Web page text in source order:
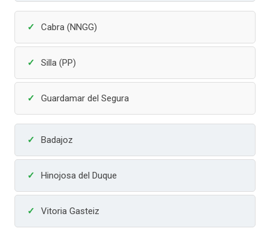
Cabra (NNGG)
Silla (PP)
Guardamar del Segura
Badajoz
Hinojosa del Duque
Vitoria Gasteiz